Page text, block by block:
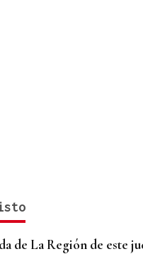
de La Región de este